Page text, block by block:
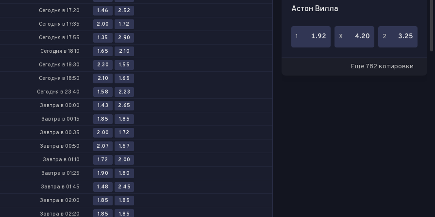
Сегодня в 17:20 1.46
2.52
Сегодня в 17:35 2.00
1.72
Сегодня в 17:55 1.35
2.90
Сегодня в 18:10 1.65
2.10
Сегодня в 18:30 2.30
1.55
Сегодня в 18:50 2.10
1.65
Сегодня в 23:40 1.58
2.23
Завтра в 00:00 1.43
2.65
Завтра в 00:15 1.85
1.85
Завтра в 00:35 2.00
1.72
Завтра в 00:50 2.07
1.67
Завтра в 01:10 1.72
2.00
Завтра в 01:25 1.90
1.80
Завтра в 01:45 1.48
2.45
Завтра в 02:00 1.85
1.85
Завтра в 02:20 1.85 1.85
Астон Вилла
1 1.92 Х 4.20 2 3.25
Еще 782 котировки